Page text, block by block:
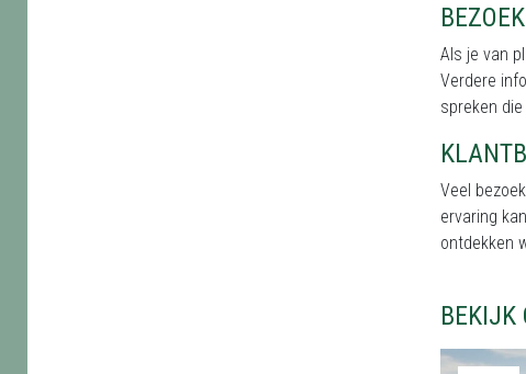
Als je van
Verdere
spreken
Veel
ervaring
ontdekken
BEKIJK